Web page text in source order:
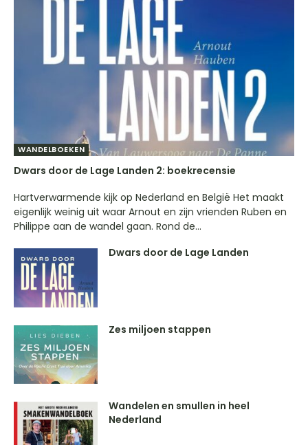
WANDELBOEKEN
Dwars door de Lage Landen 2: boekrecensie
Hartverwarmende kijk op Nederland en België Het maakt
eigenlijk weinig uit waar Arnout en zijn vrienden Ruben en
Philippe aan de wandel gaan. Rond de...
Dwars door de Lage Landen
Zes miljoen stappen
Wandelen en smullen in heel
Nederland